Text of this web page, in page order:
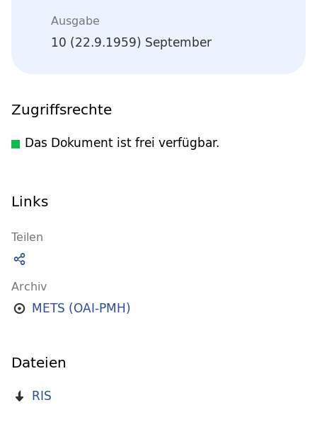
Ausgabe
10 (22.9.1959) September
Zugriffsrechte
Das Dokument ist frei verfügbar.
Links
Teilen
Archiv
METS (OAI-PMH)
Dateien
RIS